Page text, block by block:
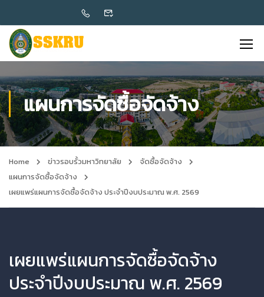
แผนการจัดซื้อจัดจ้าง
Home ข่าวรอบรั้วมหาวิทยาลัย
จัดซื้อจัดจ้าง
แผนการจัดซื้อจัดจ้าง
เผยแพร่แผนการจัดซื้อจัดจ้าง ประจำปีงบประมาณ พ.ศ. 2569
เผยแพร่แผนการจัดซื้อจัดจ้าง
ประจำปีงบประมาณ พ.ศ. 2569